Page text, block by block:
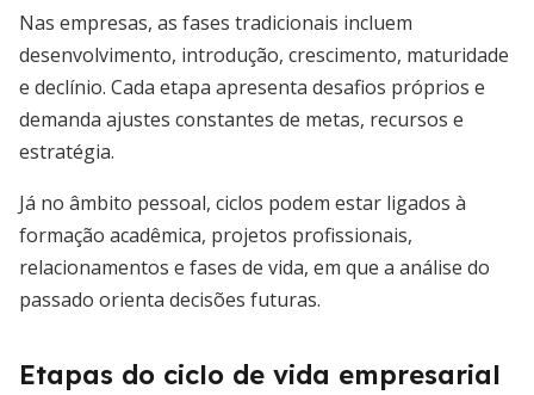
Nas empresas, as fases tradicionais incluem
desenvolvimento, introdução, crescimento, maturidade
e declínio. Cada etapa apresenta desafios próprios e
demanda ajustes constantes de metas, recursos e
estratégia.
Já no âmbito pessoal, ciclos podem estar ligados à
formação acadêmica, projetos profissionais,
relacionamentos e fases de vida, em que a análise do
passado orienta decisões futuras.
Etapas do ciclo de vida empresarial